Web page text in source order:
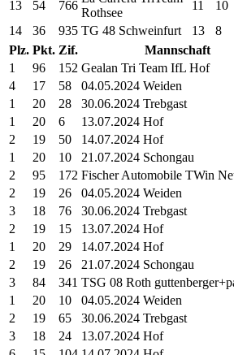
13
54 766
Rothsee
11 10
14
36 935 TG 48 Schweinfurt 13 8
Plz. Pkt. Zif.
Mannschaft
1
96 152 Gealan Tri Team IfL Hof
4
17 58
04.05.2024 Weiden
1
20 28
30.06.2024 Trebgast
1
20 6
13.07.2024 Hof
2
19 50
14.07.2024 Hof
1
20 10
21.07.2024 Schongau
2
95 172 Fischer Automobile TWin
2
19 26
04.05.2024 Weiden
3
18 76
30.06.2024 Trebgast
2
19 15
13.07.2024 Hof
1
20 29
14.07.2024 Hof
2
19 26
21.07.2024 Schongau
3
84 341 TSG 08 Roth
1
20 10
04.05.2024 Weiden
2
19 65
30.06.2024 Trebgast
3
18 24
13.07.2024 Hof